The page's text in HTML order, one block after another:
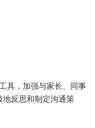
具，加强与家长、同事
地反思和制定沟通策